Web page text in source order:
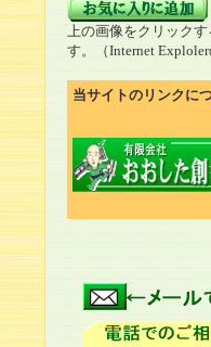
上の画像をクリック
す。（Internet
当サイトのリンクに